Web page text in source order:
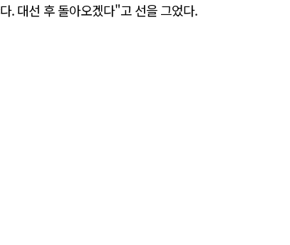
. 대선 후 돌아오겠다"고 선을 그었다.